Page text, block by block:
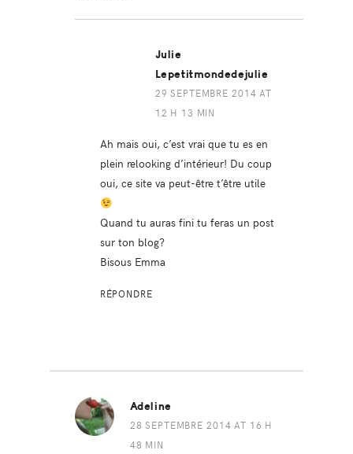
Julie
Lepetitmondedejulie
29 SEPTEMBRE 2014 AT
12 H 13 MIN
Ah mais oui, c’est vrai que tu es en
plein relooking d’intérieur! Du coup
oui, ce site va peut-être t’être utile
Quand tu auras fini tu feras un post
sur ton blog?
Bisous Emma
RÉPONDRE
Adeline
28 SEPTEMBRE 2014 AT 16 H
48 MIN